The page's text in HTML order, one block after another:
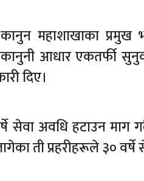
महाशाखाका
आधार एकतर्फी
दिए।
सेवा अवधि हटाउन
ती प्रहरीहरूले ३० वर्षे